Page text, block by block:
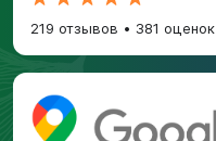
219 отзывов • 381 оценок